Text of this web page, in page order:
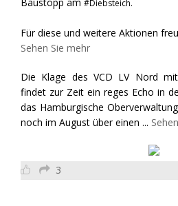
#Diebsteich.
Für diese und weitere Aktionen
Sehen Sie mehr
Die Klage des VCD LV Nord
findet zur Zeit ein reges Echo in
das Hamburgische
noch im August über einen ...
3